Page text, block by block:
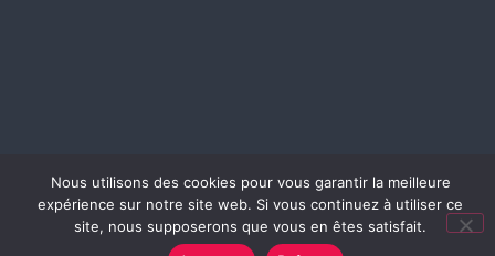
© 2025 - Tous droits réservés
Nous utilisons des cookies pour vous garantir la meilleure
expérience sur notre site web. Si vous continuez à utiliser ce
site, nous supposerons que vous en êtes satisfait.